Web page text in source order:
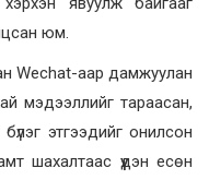
юм.
Wechat-аар дамжуулан
мэдээллийг тараасан,
этгээдийг онилсон
шахалтаас үүдэн есөн